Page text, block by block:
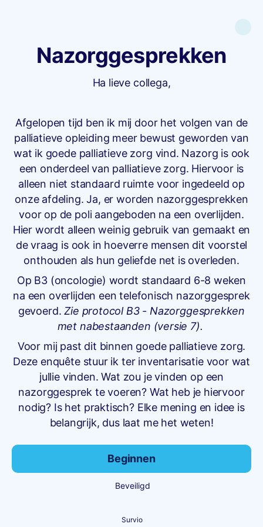
Nazorggesprekken
Ha lieve collega,
Afgelopen tijd ben ik mij door het volgen van de
palliatieve opleiding meer bewust geworden van
wat ik goede palliatieve zorg vind. Nazorg is ook
een onderdeel van palliatieve zorg. Hiervoor is
alleen niet standaard ruimte voor ingedeeld op
onze afdeling. Ja, er worden nazorggesprekken
voor op de poli aangeboden na een overlijden.
Hier wordt alleen weinig gebruik van gemaakt en
de vraag is ook in hoeverre mensen dit voorstel
onthouden als hun geliefde net is overleden.
Op B3 (oncologie) wordt standaard 6-8 weken
na een overlijden een telefonisch nazorggesprek
gevoerd.Zie protocol B3 - Nazorggesprekken
met nabestaanden (versie 7).
Voor mij past dit binnen goede palliatieve zorg.
Deze enquête stuur ik ter inventarisatie voor wat
jullie vinden. Wat zou je vinden op een
nazorggesprek te voeren? Wat heb je hiervoor
nodig? Is het praktisch? Elke mening en idee is
belangrijk, dus laat me het weten!
Beginnen
Beveiligd
Survio